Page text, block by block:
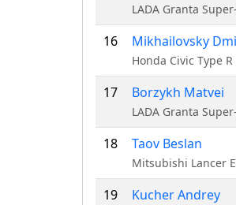
LADA Granta
16 Mikhailovsky
Honda Civic Type
17 Borzykh Matvei
LADA Granta
18 Taov Beslan
Mitsubishi Lancer
19 Kucher Andrey